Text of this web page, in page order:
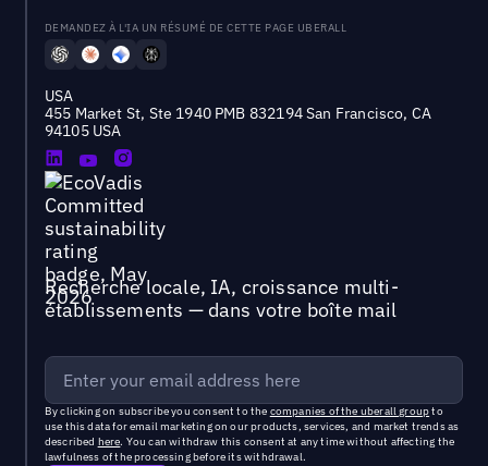
DEMANDEZ À L'IA UN RÉSUMÉ DE CETTE PAGE UBERALL
USA
455 Market St, Ste 1940 PMB 832194 San Francisco, CA
94105 USA
Recherche locale, IA, croissance multi-
établissements — dans votre boîte mail
By clicking on subscribe you consent to the companies of the uberall groupto
use this data for email marketing on our products, services, and market trends as
described here. You can withdraw this consent at any time without affecting the
lawfulness of the processing before its withdrawal.